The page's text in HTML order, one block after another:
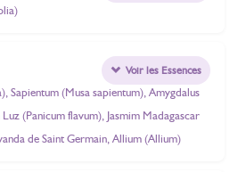
Sapientum (Musa sapientum), Amygdalus
(Panicum flavum), Jasmim Madagascar
de Saint Germain, Allium (Allium)
Voir les Essences